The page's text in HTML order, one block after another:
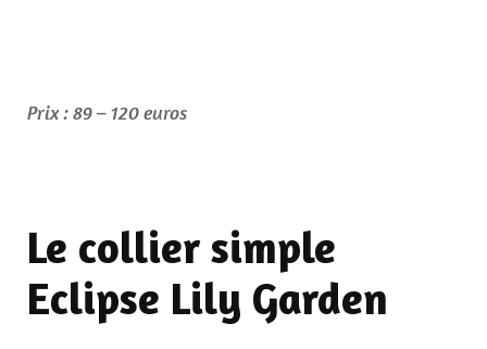
Prix : 89 – 120 euros
Le collier simple
Eclipse Lily Garden